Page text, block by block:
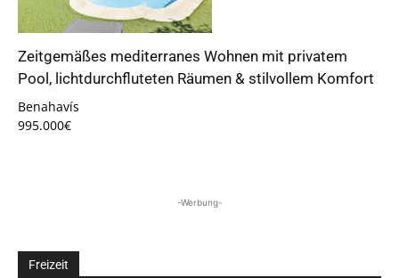
Zeitgemäßes mediterranes Wohnen mit privatem
Pool, lichtdurchfluteten Räumen & stilvollem Komfort
Benahavís
995.000€
-Werbung-
Freizeit